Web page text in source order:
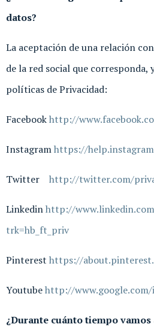
datos?
La aceptación de una relación
de la red social que corresponda,
políticas de Privacidad:
Facebookhttp://
Instagramhttps://
Twitter http://twitter.com/
Linkedinhttp://
trk=hb_ft_priv
Pinterest https://
Youtubehttp://
¿Durante cuánto tiempo